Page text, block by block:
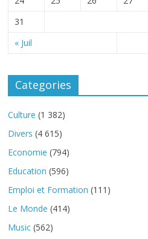
« Juil
31
Categories
Culture (1 382)
Divers (4 615)
Economie (794)
Education (596)
Emploi et Formation (111)
Le Monde (414)
Music (562)